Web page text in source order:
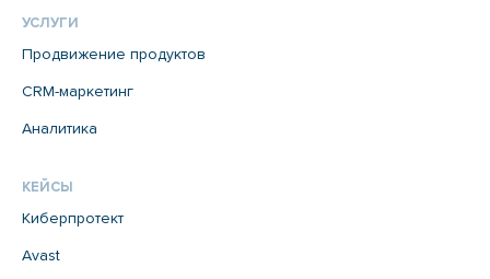
УСЛУГИ
Продвижение продуктов
CRM-маркетинг
Аналитика
КЕЙСЫ
Киберпротект
Avast